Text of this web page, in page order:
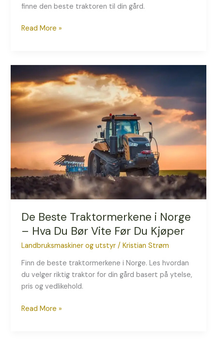
finne den beste traktoren til din gård.
Read More »
De Beste Traktormerkene i Norge
– Hva Du Bør Vite Før Du Kjøper
Landbruksmaskiner og utstyr /Kristian Strøm
Finn de beste traktormerkene i Norge. Les hvordan
du velger riktig traktor for din gård basert på ytelse,
pris og vedlikehold.
Beste
Traktormerkene
i
Norge
–
Hva
Bør
Vite
Du
Read More »